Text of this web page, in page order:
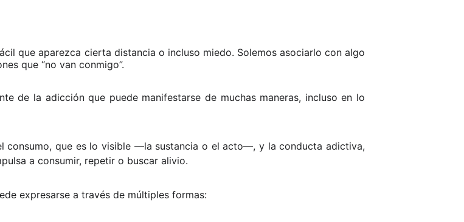
que aparezca cierta distancia o incluso miedo. Solemos asociarlo con algo
que “no van conmigo”.
de la adicción que puede manifestarse de muchas maneras, incluso en lo
consumo, que es lo visible —la sustancia o el acto—, y la conducta adictiva,
a consumir, repetir o buscar alivio.
expresarse a través de múltiples formas: